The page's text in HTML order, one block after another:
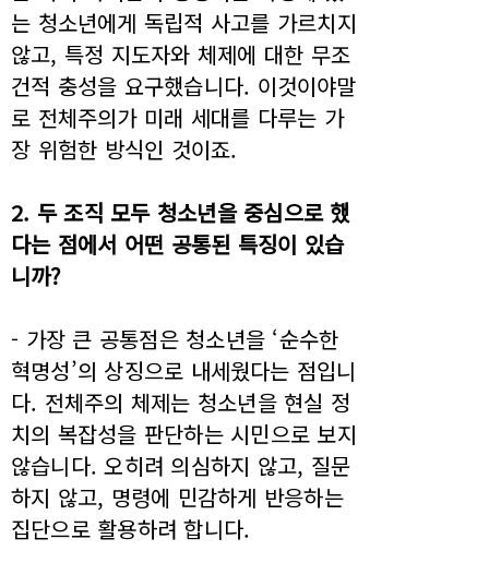
는 청소년에게 독립적 사고를 가르치지
않고, 특정 지도자와 체제에 대한 무조
건적 충성을 요구했습니다. 이것이야말
로 전체주의가 미래 세대를 다루는 가
장 위험한 방식인 것이죠.
2. 두 조직 모두 청소년을 중심으로 했
다는 점에서 어떤 공통된 특징이 있습
니까?
- 가장 큰 공통점은 청소년을 ‘순수한
혁명성’의 상징으로 내세웠다는 점입니
다. 전체주의 체제는 청소년을 현실 정
치의 복잡성을 판단하는 시민으로 보지
않습니다. 오히려 의심하지 않고, 질문
하지 않고, 명령에 민감하게 반응하는
집단으로 활용하려 합니다.